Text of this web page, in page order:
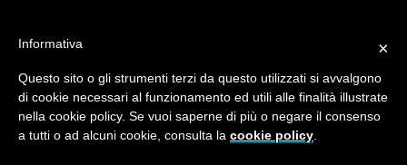
Cause
Disfunzione
Erettile: Perché
×
Informativa
Questo sito o gli strumenti terzi da questo utilizzati si avvalgono
di cookie necessari al funzionamento ed utili alle finalità illustrate
nella cookie policy. Se vuoi saperne di più o negare il consenso
a tutti o ad alcuni cookie, consulta la cookie policy